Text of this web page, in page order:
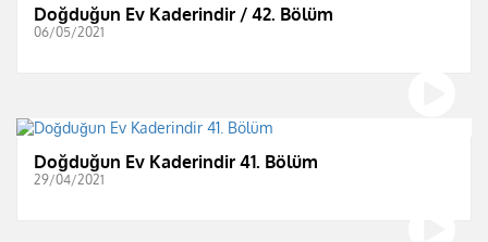
Doğduğun Ev Kaderindir / 42. Bölüm
06/05/2021
Doğduğun Ev Kaderindir 41. Bölüm
29/04/2021